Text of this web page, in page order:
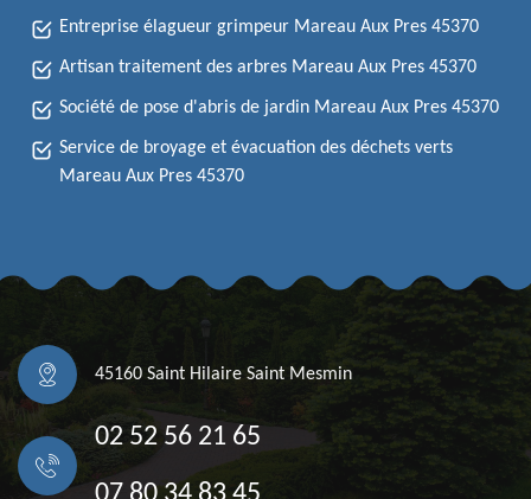
Entreprise élagueur grimpeur Mareau Aux Pres 45370
Artisan traitement des arbres Mareau Aux Pres 45370
Société de pose d'abris de jardin Mareau Aux Pres 45370
Service de broyage et évacuation des déchets verts
Mareau Aux Pres 45370
45160 Saint Hilaire Saint Mesmin
02 52 56 21 65